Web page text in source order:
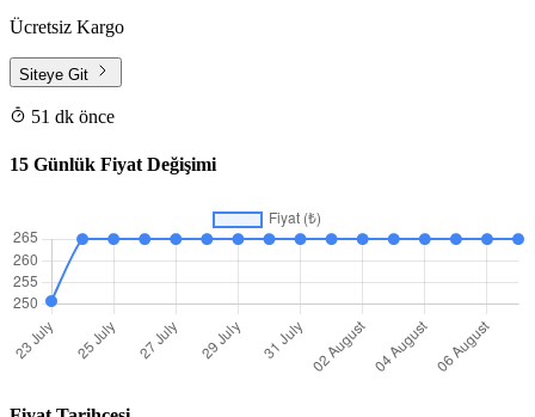
Ücretsiz Kargo
Siteye Git
51 dk önce
15 Günlük Fiyat Değişimi